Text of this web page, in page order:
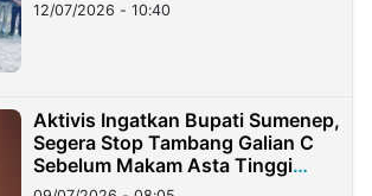
12/07/2026 - 10:40
Aktivis Ingatkan Bupati Sumenep,
Segera Stop Tambang Galian C
Sebelum Makam Asta Tinggi
Longsor